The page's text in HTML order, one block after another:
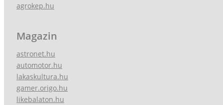
agrokep.hu
Magazin
astronet.hu
automotor.hu
lakaskultura.hu
gamer.origo.hu
likebalaton.hu